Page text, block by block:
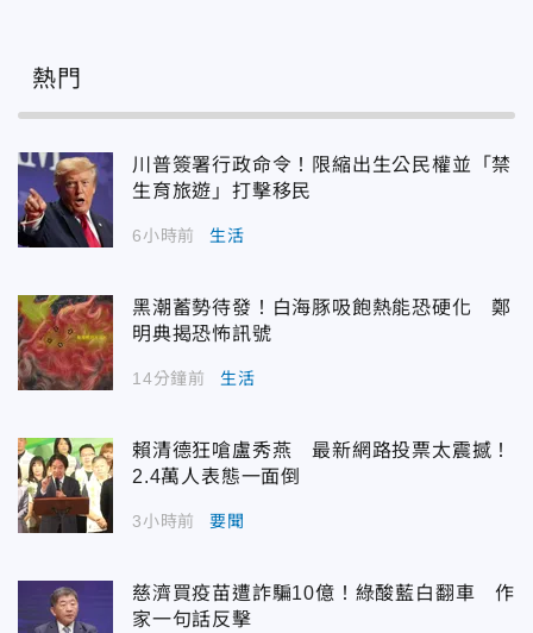
熱門
川普簽署行政命令！限縮出生公民權並「禁
生育旅遊」打擊移民
6小時前 生活
黑潮蓄勢待發！白海豚吸飽熱能恐硬化 鄭
明典揭恐怖訊號
14分鐘前 生活
賴清德狂嗆盧秀燕 最新網路投票太震撼！
2.4萬人表態一面倒
3小時前 要聞
慈濟買疫苗遭詐騙10億！綠酸藍白翻車 作
家一句話反擊